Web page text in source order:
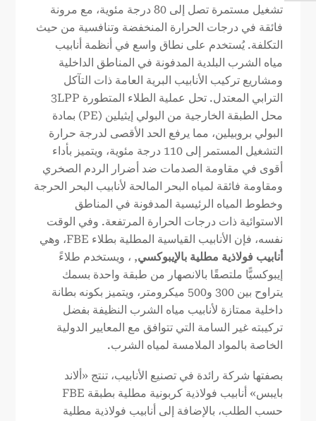
تشغيل مستمرة تصل إلى 80 درجة مئوية، مع مرونة
فائقة في درجات الحرارة المنخفضة وتنافسية من حيث
التكلفة. يُستخدم على نطاق واسع في أنظمة أنابيب
مياه الشرب البلدية المدفونة في المناطق الداخلية
ومشاريع تركيب الأنابيب البرية العامة ذات التآكل
الترابي المعتدل. تحل عملية الطلاء المتطورة 3LPP
محل الطبقة الخارجية من البولي إيثيلين (PE) بمادة
البولي بروبيلين، مما يرفع الحد الأقصى لدرجة حرارة
التشغيل المستمر إلى 110 درجة مئوية، ويتميز بأداء
أقوى في مقاومة الصدمات ضد أضرار الردم الصخري
ومقاومة فائقة لمياه البحر المالحة لأنابيب البحر الحرجة
وخطوط المياه الرئيسية المدفونة في المناطق
الاستوائية ذات درجات الحرارة المرتفعة. وفي الوقت
نفسه، فإن الأنابيب القياسية المطلية بطلاء FBE، وهي
أنابيب فولاذية مطلية بالإيبوكسي, ، ويستخدم طلاءً
إيبوكسيًّا ملتصقًا بالانصهار من طبقة واحدة بسمك
يتراوح بين 300 و500 ميكرومتر، ويتميز بكونه بطانة
داخلية ممتازة لأنابيب مياه الشرب النظيفة بفضل
تركيبته غير السامة التي تتوافق مع المعايير الدولية
الخاصة بالمواد الملامسة لمياه الشرب.
بصفتها شركة رائدة في تصنيع الأنابيب، تنتج «ألاند
بايبس» أنابيب فولاذية كربونية مطلية بطبقة FBE
حسب الطلب، بالإضافة إلى أنابيب فولاذية مطلية